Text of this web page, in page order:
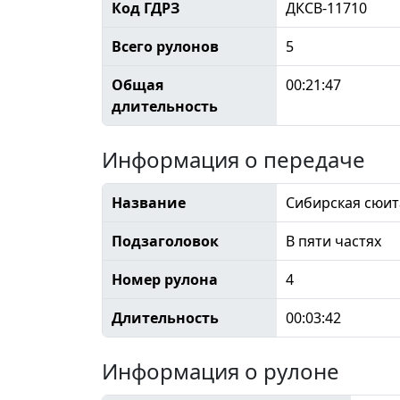
Код ГДРЗ
ДКСВ-11710
Всего рулонов
5
Общая
длительность
00:21:47
Информация о передаче
Название
Сибирская
Подзаголовок
В пяти частях
Номер рулона
4
Длительность
00:03:42
Информация о рулоне